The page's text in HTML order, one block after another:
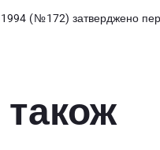
(№172) затверджено